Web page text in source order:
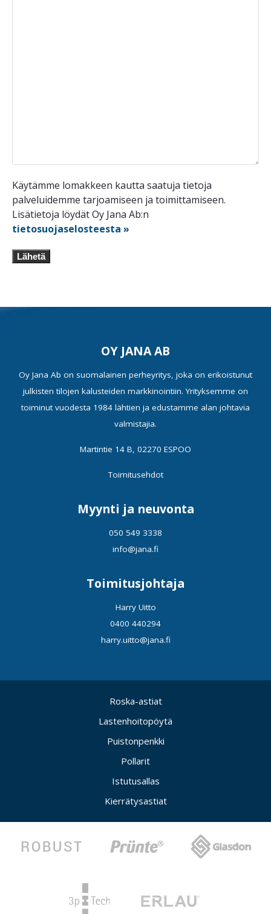
Käytämme lomakkeen kautta saatuja tietoja
palveluidemme tarjoamiseen ja toimittamiseen.
Lisätietoja löydät Oy Jana Ab:n
tietosuojaselosteesta »
Lähetä
OY JANA AB
Oy Jana Ab on suomalainen perheyritys, joka on erikoistunut
julkisten tilojen kalusteiden markkinointiin. Yrityksemme on
toiminut vuodesta 1984 lähtien ja edustamme alan johtavia
valmistajia.
Martintie 14 B, 02270 ESPOO
Toimitusehdot
Myynti ja neuvonta
050 549 3338
info@jana.fi
Toimitusjohtaja
Harry Uitto
0400 440294
harry.uitto@jana.fi
Roska-astiat
Lastenhoitopöytä
Puistonpenkki
Pollarit
Istutusallas
Kierrätysastiat